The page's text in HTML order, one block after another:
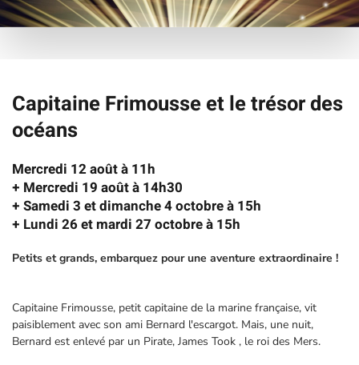
Capitaine Frimousse et le trésor des
océans
Mercredi 12 août à 11h
+ Mercredi 19 août à 14h30
+ Samedi 3 et dimanche 4 octobre à 15h
+ Lundi 26 et mardi 27 octobre à 15h
Petits et grands, embarquez pour une aventure extraordinaire !
Capitaine Frimousse, petit capitaine de la marine française, vit
paisiblement avec son ami Bernard l'escargot. Mais, une nuit,
Bernard est enlevé par un Pirate, James Took , le roi des Mers.